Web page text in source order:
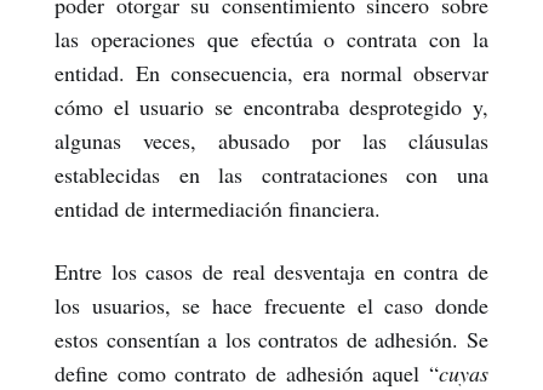
las operaciones que efectúa o contrata con la
entidad. En consecuencia, era normal observar
cómo el usuario se encontraba desprotegido y,
algunas veces, abusado por las cláusulas
establecidas en las contrataciones con una
entidad de intermediación financiera.
Entre los casos de real desventaja en contra de
los usuarios, se hace frecuente el caso donde
estos consentían a los contratos de adhesión. Se
define como contrato de adhesión aquel “cuyas